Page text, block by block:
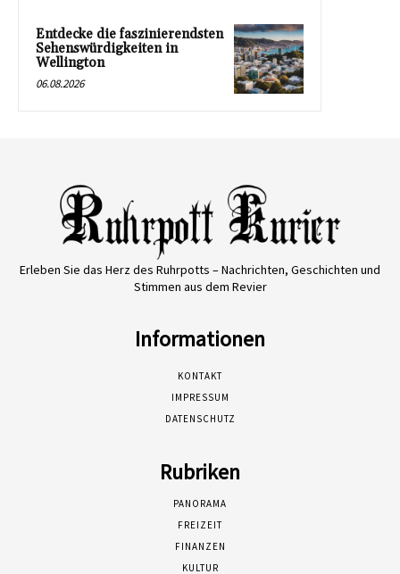
Entdecke die faszinierendsten
Sehenswürdigkeiten in
Wellington
06.08.2026
Erleben Sie das Herz des Ruhrpotts – Nachrichten, Geschichten und
Stimmen aus dem Revier
Informationen
KONTAKT
IMPRESSUM
DATENSCHUTZ
Rubriken
PANORAMA
FREIZEIT
FINANZEN
KULTUR